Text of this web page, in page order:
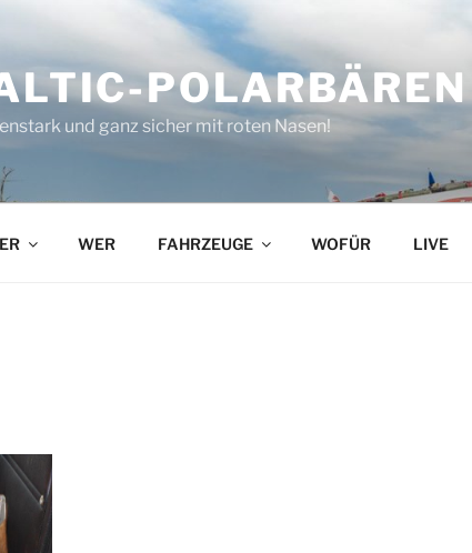
POLARBÄREN
und ganz sicher mit roten Nasen!
WER FAHRZEUGE WOFÜR LIVE